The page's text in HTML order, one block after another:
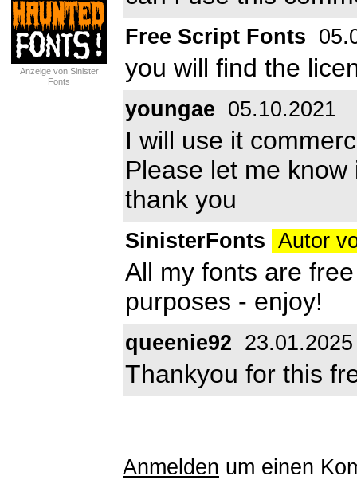
Anzeige von Sinister
Fonts
Free Script Fonts
you will find the
youngae 05.10.2021
I will use it
Please let me
thank you
SinisterFonts Autor
All my fonts are
purposes - enjoy!
queenie92 23.01.2025
Thankyou for this
Anmelden um einen